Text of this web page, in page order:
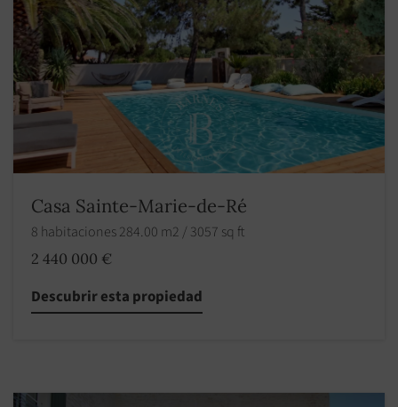
Casa Sainte-Marie-de-Ré
8 habitaciones 284.00 m2 / 3057 sq ft
2 440 000 €
Descubrir esta propiedad